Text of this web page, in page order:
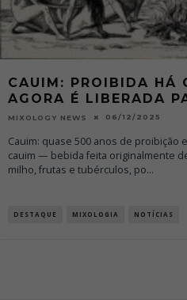
CAUIM: PROIBIDA HÁ
AGORA É LIBERADA
MIXOLOGY NEWS 06/12/2025
Cauim: quase 500 anos de proibição
cauim — bebida feita originalmente
milho, frutas e tubérculos, po...
DESTAQUE MIXOLOGIA NOTÍCIAS